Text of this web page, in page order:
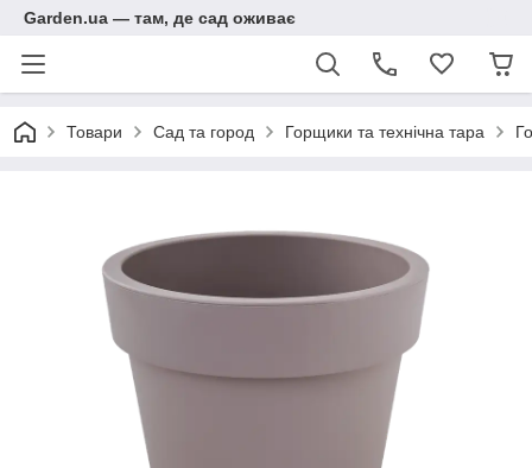
Garden.ua — там, де сад оживає
Товари Сад та город Горщики та технічна тара